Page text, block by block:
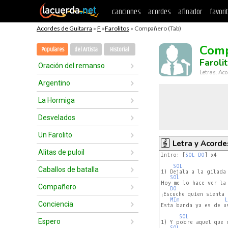
canciones acordes afinador
Acordes de Guitarra » F »Farolitos » Compañero (Tab)
Populares del Artista Historial
Oración del remanso
Argentino
La Hormiga
Desvelados
Un Farolito
Alitas de puloil
Caballos de batalla
Compañero
Conciencia
Espero
Letras,
Letra y
Intro: [SOL DO] x4
SOL
1) Dejala a la gilada
SOL
Hoy me lo hace ver la
DO
¡Escuche quien
MIm
Esta banda ya es de
SOL
1) Y pobre aquel que